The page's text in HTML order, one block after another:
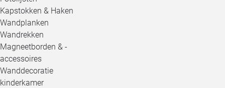
Kapstokken & Haken
Wandplanken
Wandrekken
Magneetborden & -
accessoires
Wanddecoratie
kinderkamer